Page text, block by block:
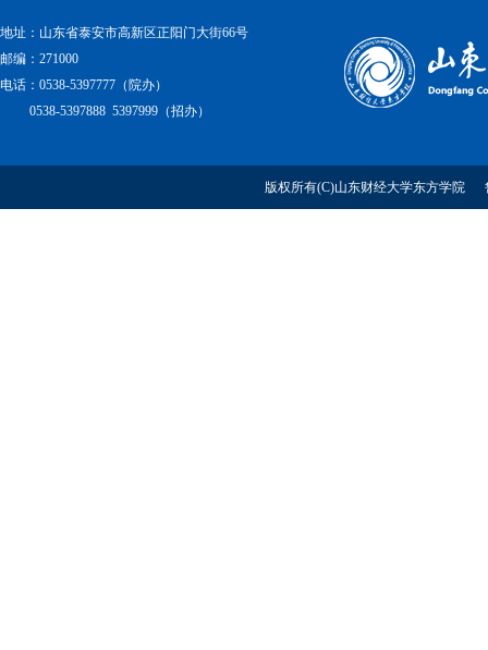
地址：山东省泰安市高新区正阳门大街66号
邮编：271000
电话：0538-5397777（院办）
0538-5397888 5397999（招办）
版权所有(C)山东财经大学东方学院